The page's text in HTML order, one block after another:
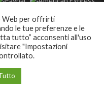
Web per offrirti
le tue preferenze e le
tutto” acconsenti all'uso
"Impostazioni